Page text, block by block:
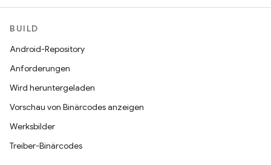
BUILD
Android-Repository
Anforderungen
Wird heruntergeladen
Vorschau von Binärcodes anzeigen
Werksbilder
Treiber-Binärcodes